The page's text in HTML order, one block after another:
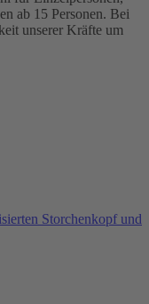
ab 15 Personen. Bei
unserer Kräfte um